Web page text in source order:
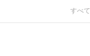
すべて